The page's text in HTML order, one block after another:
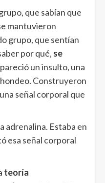
que sabían que
mantuvieron
grupo, que sentían
por qué, se
un insulto, una
Construyeron
señal corporal que
adrenalina. Estaba en
esa señal corporal
teoría